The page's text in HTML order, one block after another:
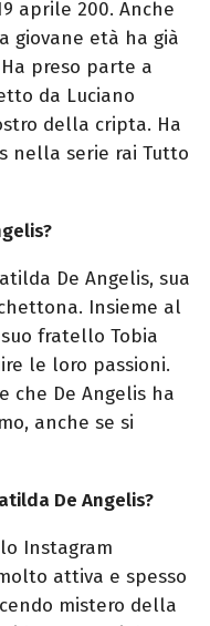
aprile 200. Anche
giovane età ha già
preso parte a
da Luciano
della cripta. Ha
nella serie rai Tutto
De Angelis, sua
Insieme al
fratello Tobia
le loro passioni.
che De Angelis ha
anche se si
De Angelis?
Instagram
attiva e spesso
mistero della